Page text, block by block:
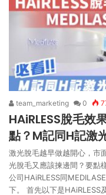
team_marketing 0
HAiRLESS脫毛效
點？M記同H記激
激光脫毛越早做越開心，市
光脫毛又應該揀邊間？要點
公司HAiRLESS同
下。 首先以下是HAiRLESS